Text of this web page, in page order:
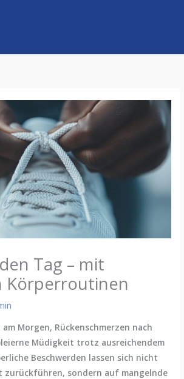
Tag – mit
Körperroutinen
Morgen, Rückenschmerzen nach
Müdigkeit trotz ausreichendem
Beschwerden lassen sich nicht
zurückführen, sondern auf mangelnde